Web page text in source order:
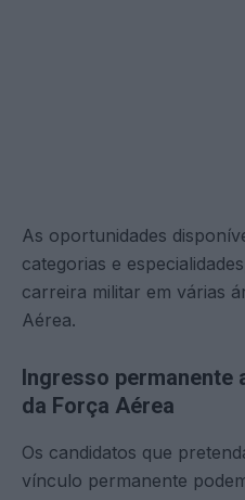
As oportunidades
categorias e
carreira militar em várias
Aérea.
Ingresso permanente
da Força Aérea
Os candidatos que
vínculo permanente